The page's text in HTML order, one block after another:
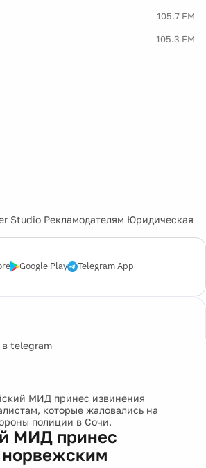
105.7 FM
105.3 FM
Studio Рекламодателям Юридическая
Google Play Telegram App
МИД принес извинения
которые жаловались на
полиции в Сочи.
МИД принес